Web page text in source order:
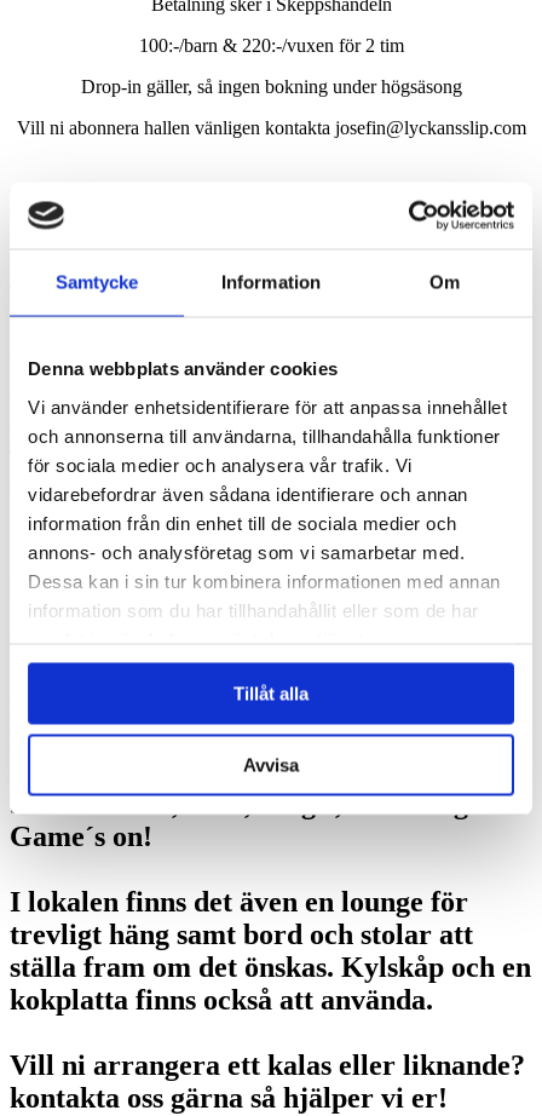
Samtycke Information Om
Denna webbplats använder cookies
Vi använder enhetsidentifierare för att anpassa innehållet
och annonserna till användarna, tillhandahålla funktioner
för sociala medier och analysera vår trafik. Vi
vidarebefordrar även sådana identifierare och annan
information från din enhet till de sociala medier och
annons- och analysföretag som vi samarbetar med.
Dessa kan i sin tur kombinera informationen med annan
information som du har tillhandahållit eller som de har
Tillåt alla
Avvisa
100:-/barn & 220:-/vuxen för 2 tim
Drop-in gäller, så ingen bokning under högsäsong
Vill ni abonnera hallen vänligen kontakta josefin@lyckansslip.com
16 april, 2025
Öppettider i Påsk
Lyckans Aktivitetshall
Nyhet som öppnar nu!
Är ni Kollegor, familj eller ett
kompisgäng som vill göra en kul aktivitet
Perfekt för en afterwork, konferens eller
för att samla kompisarna.
Det finns flera olika typer av aktiviteter:
Shuffleboard, Dart, Pingis, Bean Bag….
Game´s on!
I lokalen finns det även en lounge för
trevligt häng samt bord och stolar att
ställa fram om det önskas. Kylskåp och en
kokplatta finns också att använda.
Vill ni arrangera ett kalas eller liknande?
kontakta oss gärna så hjälper vi er!